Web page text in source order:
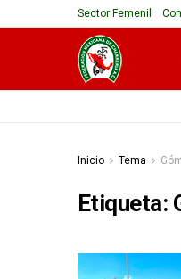
Sector Femenil
Inicio Tema
Etiqueta: